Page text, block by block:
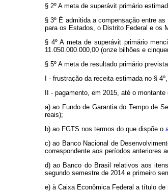
§ 2º A meta de superávit primário
§ 3º É admitida a compensação entre
para os Estados, o Distrito Federal e os
§ 4º A meta de superávit primário
11.050.000.000,00 (onze bilhões e
§ 5º A meta de resultado primário
I - frustração da receita estimada no §
II - pagamento, em 2015, até o
a) ao Fundo de Garantia do Tempo de
reais);
b) ao FGTS nos termos do que dispõe o
c) ao Banco Nacional de
correspondente aos períodos anteriores
d) ao Banco do Brasil relativos aos
segundo semestre de 2014 e primeiro
e) à Caixa Econômica Federal a título